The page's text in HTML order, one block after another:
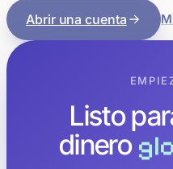
Abrir una cuenta
Listo
dinero